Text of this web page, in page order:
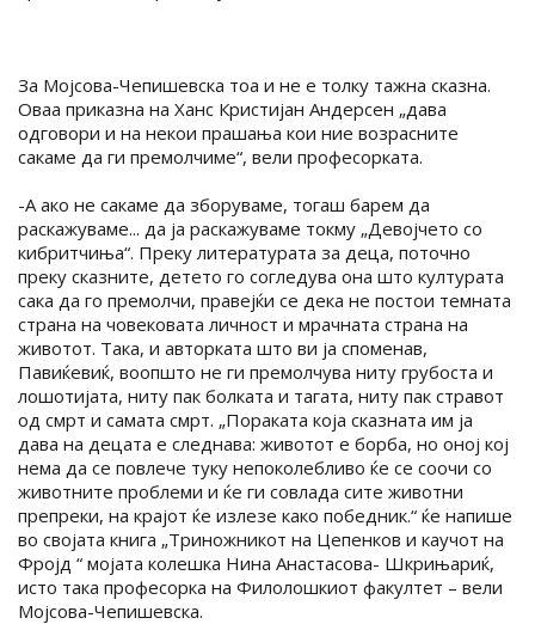
За Мојсова-Чепишевска тоа и не е толку тажна сказна.
Оваа приказна на Ханс Кристијан Андерсен „дава
одговори и на некои прашања кои ние возрасните
сакаме да ги премолчиме“, вели професорката.
-А ако не сакаме да зборуваме, тогаш барем да
раскажуваме... да ја раскажуваме токму „Девојчето со
кибритчиња“. Преку литературата за деца, поточно
преку сказните, детето го согледува она што културата
сака да го премолчи, правејќи се дека не постои темната
страна на човековата личност и мрачната страна на
животот. Така, и авторката што ви ја споменав,
Павиќевиќ, воопшто не ги премолчува ниту грубоста и
лошотијата, ниту пак болката и тагата, ниту пак стравот
од смрт и самата смрт. „Пораката која сказната им ја
дава на децата е следнава: животот е борба, но оној кој
нема да се повлече туку непоколебливо ќе се соочи со
животните проблеми и ќе ги совлада сите животни
препреки, на крајот ќе излезе како победник.“ ќе напише
во својата книга „Триножникот на Цепенков и каучот на
Фројд “ мојата колешка Нина Анастасова- Шкрињариќ,
исто така професорка на Филолошкиот факултет – вели
Мојсова-Чепишевска.